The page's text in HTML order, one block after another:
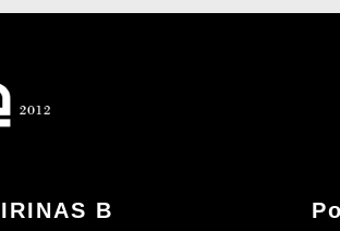
IRINAS B